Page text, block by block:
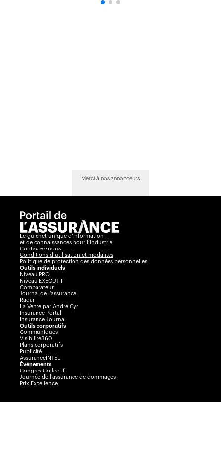
Merci à nos annonceurs
Le guichet unique d’information
et de connaissances pour l’industrie
Contactez-nous
Conditions d’utilisation et modalités
Politique de protection des données personnelles
Outils individuels
Niveau PRO
Niveau EXÉCUTIF
Comparateur
Journal de l’assurance
Radar
La Vente par André Cyr
Insurance Portal
Insurance Journal
Outils corporatifs
Communiqués
Visibilité360
Plans corporatifs
Publicité
AssuranceINTEL
Événements
Congrès Collectif
Journée de l’assurance de dommages
Prix Excellence